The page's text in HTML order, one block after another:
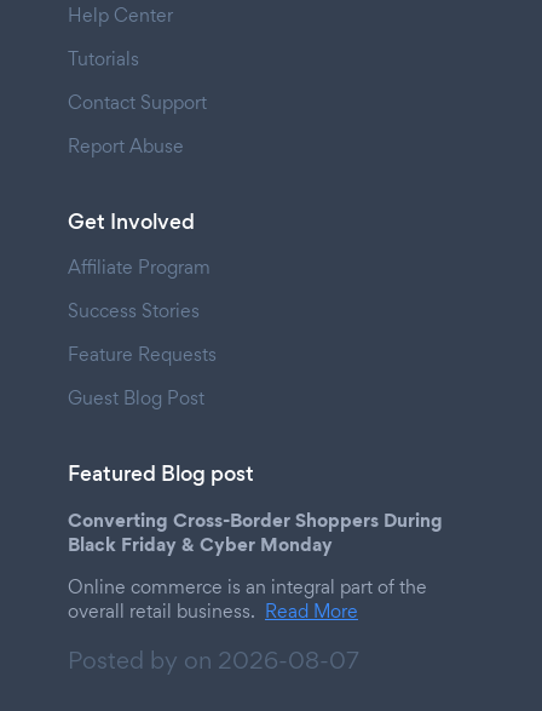
Help Center
Tutorials
Contact Support
Report Abuse
Get Involved
Affiliate Program
Success Stories
Feature Requests
Guest Blog Post
Featured Blog post
Converting Cross-Border Shoppers During
Black Friday & Cyber Monday
Online commerce is an integral part of the
overall retail business. Read More
Posted by on 2026-08-07